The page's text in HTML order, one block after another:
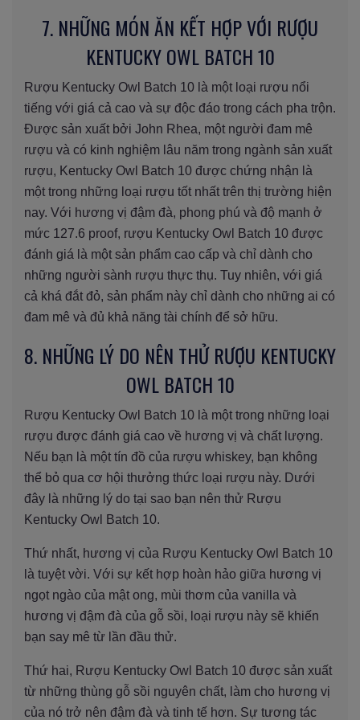
7. NHỮNG MÓN ĂN KẾT HỢP VỚI RƯỢU
KENTUCKY OWL BATCH 10
Rượu Kentucky Owl Batch 10 là một loại rượu nổi
tiếng với giá cả cao và sự độc đáo trong cách pha trộn.
Được sản xuất bởi John Rhea, một người đam mê
rượu và có kinh nghiệm lâu năm trong ngành sản xuất
rượu, Kentucky Owl Batch 10 được chứng nhận là
một trong những loại rượu tốt nhất trên thị trường hiện
nay. Với hương vị đậm đà, phong phú và độ mạnh ở
mức 127.6 proof, rượu Kentucky Owl Batch 10 được
đánh giá là một sản phẩm cao cấp và chỉ dành cho
những người sành rượu thực thụ. Tuy nhiên, với giá
cả khá đắt đỏ, sản phẩm này chỉ dành cho những ai có
đam mê và đủ khả năng tài chính để sở hữu.
8. NHỮNG LÝ DO NÊN THỬ RƯỢU KENTUCKY
OWL BATCH 10
Rượu Kentucky Owl Batch 10 là một trong những loại
rượu được đánh giá cao về hương vị và chất lượng.
Nếu bạn là một tín đồ của rượu whiskey, bạn không
thể bỏ qua cơ hội thưởng thức loại rượu này. Dưới
đây là những lý do tại sao bạn nên thử Rượu
Kentucky Owl Batch 10.
Thứ nhất, hương vị của Rượu Kentucky Owl Batch 10
là tuyệt vời. Với sự kết hợp hoàn hảo giữa hương vị
ngọt ngào của mật ong, mùi thơm của vanilla và
hương vị đậm đà của gỗ sồi, loại rượu này sẽ khiến
bạn say mê từ lần đầu thử.
Thứ hai, Rượu Kentucky Owl Batch 10 được sản xuất
từ những thùng gỗ sồi nguyên chất, làm cho hương vị
của nó trở nên đậm đà và tinh tế hơn. Sự tương tác